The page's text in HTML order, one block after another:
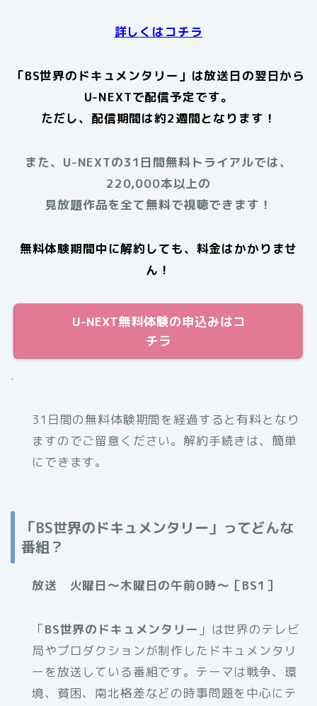
詳しくはコチラ
「BS世界のドキュメンタリー」は放送日の翌日から
U-NEXTで配信予定です。
ただし、配信期間は約2週間となります！
また、U-NEXTの31日間無料トライアルでは、
220,000本以上の
見放題作品を全て無料で視聴できます！
無料体験期間中に解約しても、料金はかかりませ
ん！
U-NEXT無料体験の申込みはコ
チラ
.
31日間の無料体験期間を経過すると有料となり
ますのでご留意ください。解約手続きは、簡単
にできます。
「BS世界のドキュメンタリー」ってどんな
番組？
放送 火曜日～木曜日の午前0時～［BS1］
「BS世界のドキュメンタリー 」は世界のテレビ
局やプロダクションが制作したドキュメンタリ
ーを放送している番組です。テーマは戦争、環
境、貧困、南北格差などの時事問題を中心にテ